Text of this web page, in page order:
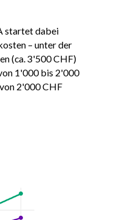
startet dabei
– unter der
(ca. 3'500 CHF)
1'000 bis 2'000
2'000 CHF